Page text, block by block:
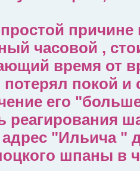
причине
часовой ,
время от
покой и
его
реагирования
"Ильича "
шпаны в